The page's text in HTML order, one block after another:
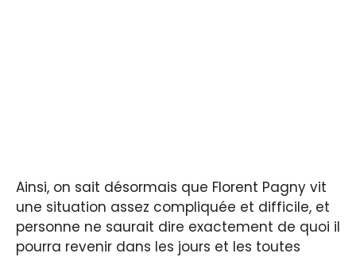
Ainsi, on sait désormais que Florent Pagny vit
une situation assez compliquée et difficile, et
personne ne saurait dire exactement de quoi il
pourra revenir dans les jours et les toutes